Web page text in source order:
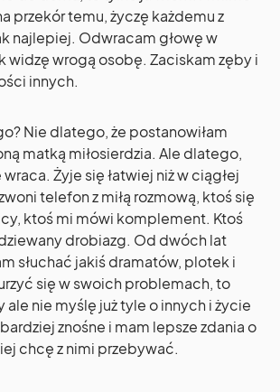
przekór temu, życzę każdemu z
najlepiej. Odwracam głowę w
widzę wrogą osobę. Zaciskam zęby i
innych.
Nie dlatego, że postanowiłam
matką miłosierdzia. Ale dlatego,
Żyje się łatwiej niż w ciągłej
telefon z miłą rozmową, ktoś się
ktoś mi mówi komplement. Ktoś
drobiazg. Od dwóch lat
słuchać jakiś dramatów, plotek i
się w swoich problemach, to
ale nie myślę już tyle o innych i życie
znośne i mam lepsze zdania o
chcę z nimi przebywać.